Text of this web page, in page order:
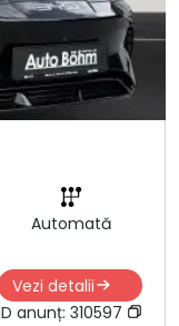
Automată
Vezi detalii
anunț: 310597